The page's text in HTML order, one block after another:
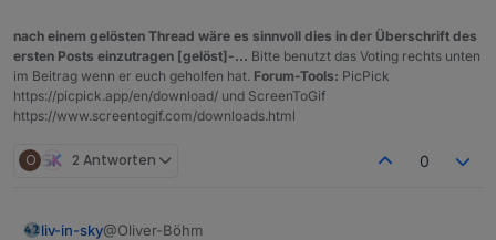
nach einem gelösten Thread wäre es sinnvoll dies in der Überschrift des
ersten Posts einzutragen [gelöst]-... Bitte benutzt das Voting rechts unten
im Beitrag wenn er euch geholfen hat. Forum-Tools: PicPick
https://picpick.app/en/download/ und ScreenToGif
https://www.screentogif.com/downloads.html
O 2 Antworten 0
liv-in-sky@Oliver-Böhm